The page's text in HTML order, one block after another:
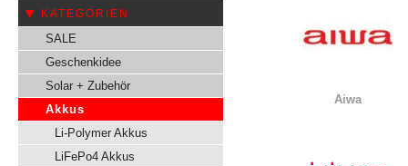
KATEGORIEN
SALE
Geschenkidee
Solar + Zubehör
Akkus
Li-Polymer Akkus
LiFePo4 Akkus
Aiwa